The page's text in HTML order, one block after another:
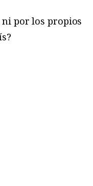
ni por los propios